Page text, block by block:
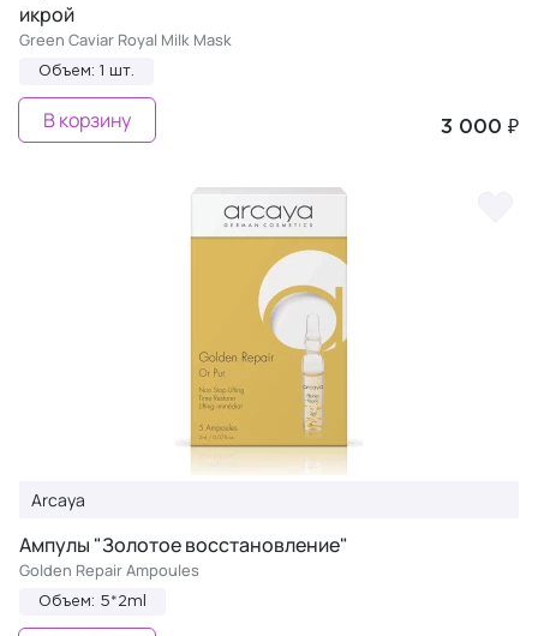
икрой
Green Caviar Royal Milk Mask
Объем: 1 шт.
3 000 ₽
В корзину
Arcaya
Ампулы "Золотое восстановление"
Golden Repair Ampoules
Объем: 5*2ml